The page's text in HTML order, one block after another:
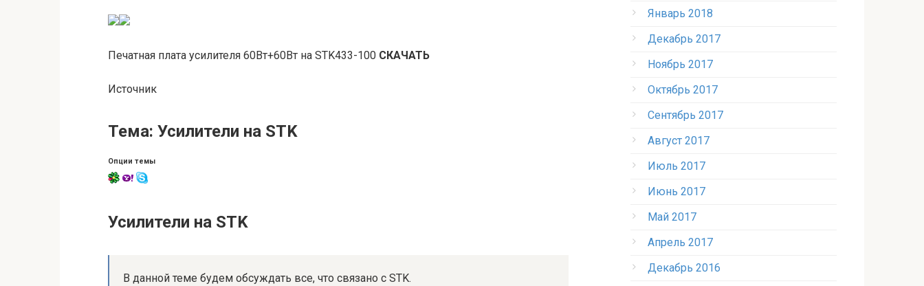
Печатная плата усилителя 60Вт+60Вт на STK433-100 СКАЧАТЬ
Источник
Тема: Усилители на STK
Опции темы
Усилители на STK
В данной теме будем обсуждать все, что связано с STK.
Январь 2018
Декабрь 2017
Ноябрь 2017
Октябрь 2017
Сентябрь 2017
Август 2017
Июль 2017
Июнь 2017
Май 2017
Апрель 2017
Декабрь 2016